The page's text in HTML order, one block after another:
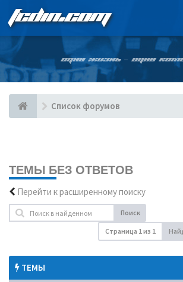
FCDIN.COM
ОДНА ЖИЗНЬ – ОДНА
Список форумов
ТЕМЫ БЕЗ ОТВЕТОВ
Перейти к расширенному поиску
Поиск
Страница 1из 1
ТЕМЫ